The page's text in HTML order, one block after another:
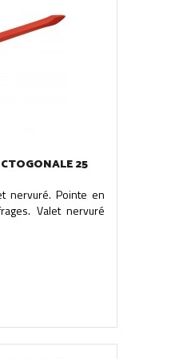
25
nervuré. Pointe en
Valet nervuré